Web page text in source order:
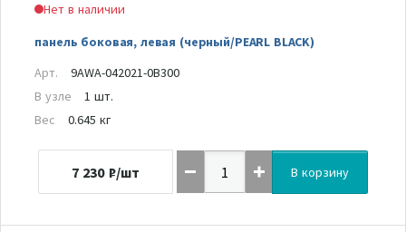
Нет в наличии
панель боковая, левая (черный/PEARL BLACK)
Арт.
9AWA-042021-0B300
В узле
1 шт.
Вес
0.645 кг
7 230 ₽/шт В корзину